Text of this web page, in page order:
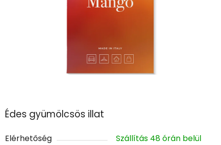
Édes gyümölcsös illat
Elérhetőség
Szállítás 48 órán belül